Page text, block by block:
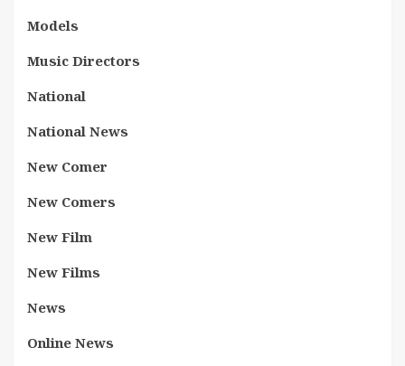
Models
Music Directors
National
National News
New Comer
New Comers
New Film
New Films
News
Online News